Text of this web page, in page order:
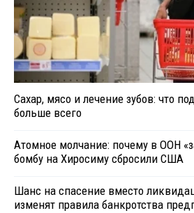
Сахар, мясо и лечение зубов: что
больше всего
Атомное молчание: почему в ООН
бомбу на Хиросиму сбросили США
Шанс на спасение вместо
изменят правила банкротства